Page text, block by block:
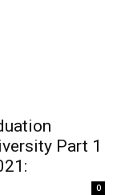
Part 1
0